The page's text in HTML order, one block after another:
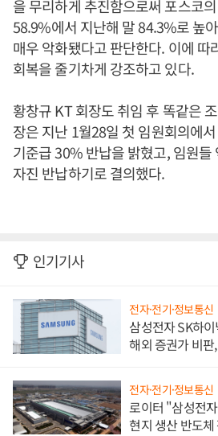
을 무리하게 추진함으로써 포스코
58.9%에서 지난해 말 84.3%로 높
매우 악화됐다고 판단한다. 이에 따
회복을 줄기차게 강조하고 있다.
황창규 KT 회장도 취임 후 똑같은
장은 지난 1월28일 첫 임원회의에
기준급 30% 반납을 밝혔고, 임원
자진 반납하기로 결의했다.
인기기사
전자·전기·정보통신
삼성전자 SK하
해외 증권가 비
전자·전기·정보통신
로이터 "삼성전
현지 생산 반도